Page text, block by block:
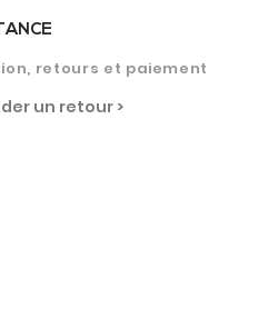
retours et paiement
un retour >